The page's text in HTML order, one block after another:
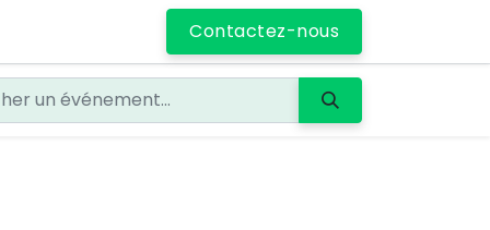
Contactez-nous